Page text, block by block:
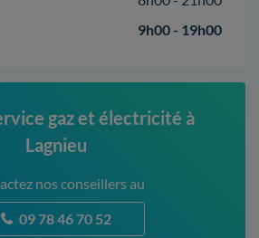
9h00 - 19h00
gaz et électricité à
Lagnieu
nos conseillers au
09 78 46 70 52